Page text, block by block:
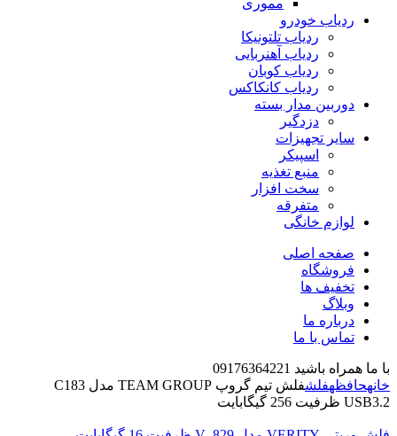
مموری
ردیاب خودرو
ردیاب تلتونیکا
ردیاب آهنربایی
ردیاب کوبان
ردیاب کانکاکس
دوربین مدار بسته
دزدگیر
سایر تجهیزات
اسپیکر
منبع تغذیه
سخت افزار
متفرقه
لوازم خانگی
صفحه اصلی
فروشگاه
تخفیف ها
وبلاگ
درباره ما
تماس با ما
با ما همراه باشید 09176364221
خانهحافظهفلش
فلش تیم گروپ TEAM GROUP مدل C183
USB3.2 ظرفیت 256 گیگابایت